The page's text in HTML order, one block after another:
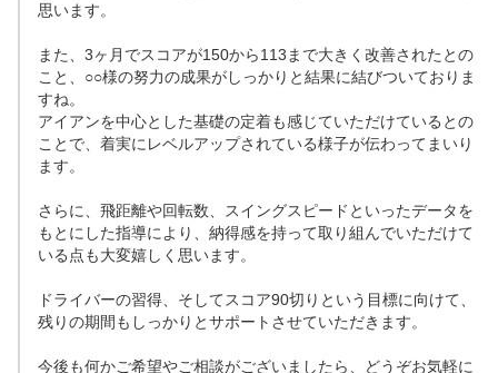
思います。
また、3ヶ月でスコアが150から113まで大きく改善されたとの
こと、○○様の努力の成果がしっかりと結果に結びついておりま
すね。
アイアンを中心とした基礎の定着も感じていただけているとの
ことで、着実にレベルアップされている様子が伝わってまいり
ます。
さらに、飛距離や回転数、スイングスピードといったデータを
もとにした指導により、納得感を持って取り組んでいただけて
いる点も大変嬉しく思います。
ドライバーの習得、そしてスコア90切りという目標に向けて、
残りの期間もしっかりとサポートさせていただきます。
今後も何かご希望やご相談がございましたら、どうぞお気軽に